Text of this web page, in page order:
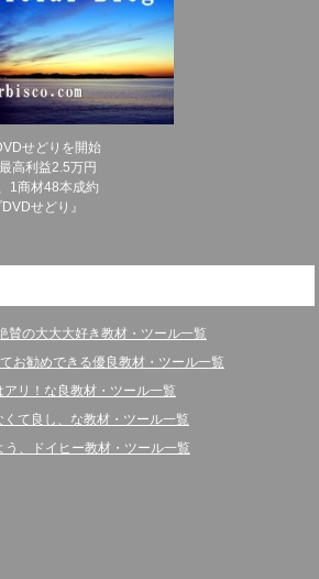
せどりを開始
高利益2.5万円
1商材48本成約
せどり』
賛の大大大好き教材・ツール一覧
お勧めできる優良教材・ツール一覧
アリ！な良教材・ツール一覧
くて良し、な教材・ツール一覧
う、ドイヒー教材・ツール一覧